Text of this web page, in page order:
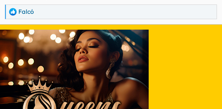
R
e
a
c
o
n
s
Falcó